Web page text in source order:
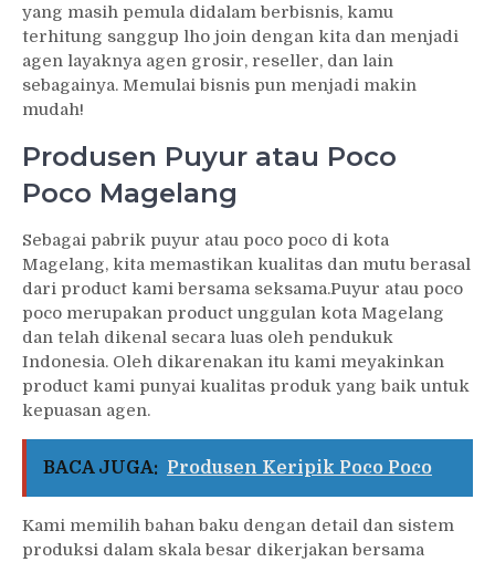
yang masih pemula didalam berbisnis, kamu
terhitung sanggup lho join dengan kita dan menjadi
agen layaknya agen grosir, reseller, dan lain
sebagainya. Memulai bisnis pun menjadi makin
mudah!
Produsen Puyur atau Poco
Poco Magelang
Sebagai pabrik puyur atau poco poco di kota
Magelang, kita memastikan kualitas dan mutu berasal
dari product kami bersama seksama.Puyur atau poco
poco merupakan product unggulan kota Magelang
dan telah dikenal secara luas oleh pendukuk
Indonesia. Oleh dikarenakan itu kami meyakinkan
product kami punyai kualitas produk yang baik untuk
kepuasan agen.
BACA JUGA: Produsen Keripik Poco Poco
Kami memilih bahan baku dengan detail dan sistem
produksi dalam skala besar dikerjakan bersama